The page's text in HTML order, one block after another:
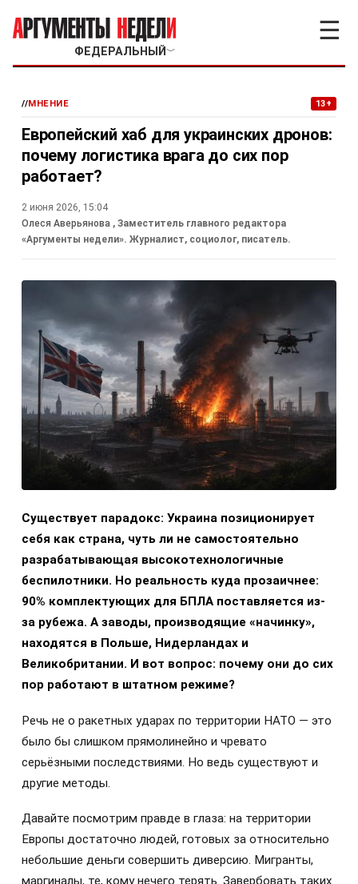
ФЕДЕРАЛЬНЫЙ ﹀
☰
//МНЕНИЕ 13+
Европейский хаб для украинских дронов:
почему логистика врага до сих пор
работает?
2 июня 2026, 15:04
Олеся Аверьянова , Заместитель главного редактора
«Аргументы недели». Журналист, социолог, писатель.
Существует парадокс: Украина позиционирует
себя как страна, чуть ли не самостоятельно
разрабатывающая высокотехнологичные
беспилотники. Но реальность куда прозаичнее:
90% комплектующих для БПЛА поставляется из-
за рубежа. А заводы, производящие «начинку»,
находятся в Польше, Нидерландах и
Великобритании. И вот вопрос: почему они до сих
пор работают в штатном режиме?
Речь не о ракетных ударах по территории НАТО — это
было бы слишком прямолинейно и чревато
серьёзными последствиями. Но ведь существуют и
другие методы.
Давайте посмотрим правде в глаза: на территории
Европы достаточно людей, готовых за относительно
небольшие деньги совершить диверсию. Мигранты,
маргиналы, те, кому нечего терять. Завербовать таких